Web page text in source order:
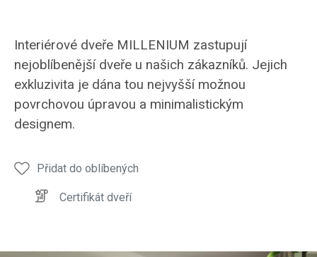
dveře
Millenium
značky
HANÁK
dveře
Millenium
značky
HANÁK
dveře
Millenium
značky
HANÁK
do
obkladu
Interiérové dveře MILLENIUM zastupují
nejoblíbenější dveře u našich zákazníků. Jejich
exkluzivita je dána tou nejvyšší možnou
povrchovou úpravou a minimalistickým
designem.
Přidat do oblíbených
Certifikát dveří